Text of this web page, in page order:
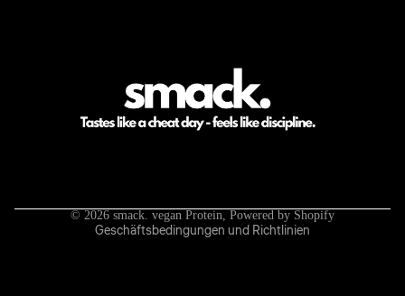
© 2026 smack. vegan Protein , Powered by Shopify
Geschäftsbedingungen und Richtlinien
Kontaktinformationen